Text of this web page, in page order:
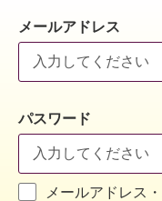
メールアドレス
パスワード
メールアドレス